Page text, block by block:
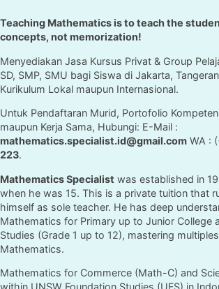
Teaching Mathematics is to teach the
concepts, not memorization!
Menyediakan Jasa Kursus Privat & Group
SD, SMP, SMU bagi Siswa di Jakarta,
Kurikulum Lokal maupun Internasional.
Untuk Pendaftaran Murid, Portofolio
maupun Kerja Sama, Hubungi: E-Mail :
mathematics.specialist.id@gmail.com WA :
223.
Mathematics Specialist was established in
when he was 15. This is a private tuition that
himself as sole teacher. He has deep
Mathematics for Primary up to Junior College
Studies (Grade 1 up to 12), mastering
Mathematics.
Mathematics for Commerce (Math-C) and
within UNSW Foundation Studies (UFS) in